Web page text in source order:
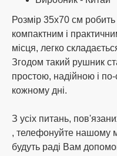
Розмір 35х70 см
компактним і
місця, легко
Згодом такий рушник
простою, надійною і
кожному дні.
З усіх питань,
, телефонуйте нашому
будуть раді Вам